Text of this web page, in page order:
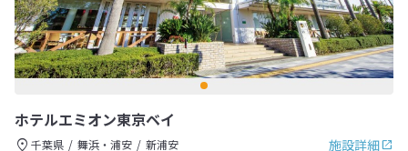
ホテルエミオン東京ベイ
施設詳細
千葉県 舞浜・浦安 新浦安